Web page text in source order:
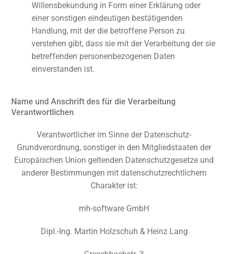
Willensbekundung in Form einer Erklärung oder
einer sonstigen eindeutigen bestätigenden
Handlung, mit der die betroffene Person zu
verstehen gibt, dass sie mit der Verarbeitung der sie
betreffenden personenbezogenen Daten
einverstanden ist.
Name und Anschrift des für die Verarbeitung
Verantwortlichen
Verantwortlicher im Sinne der Datenschutz-
Grundverordnung, sonstiger in den Mitgliedstaaten der
Europäischen Union geltenden Datenschutzgesetze und
anderer Bestimmungen mit datenschutzrechtlichem
Charakter ist:
mh-software GmbH
Dipl.-Ing. Martin Holzschuh & Heinz Lang